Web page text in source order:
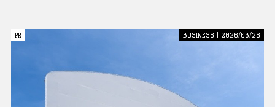
PR
PR BUSINESS | 2026/03/26